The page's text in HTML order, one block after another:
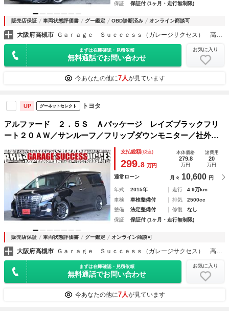
保証
保証付 (1ヶ月・走行無制限)
販売店保証 車両状態評価書 グー鑑定 OBD診断済み オンライン商談可
大阪府高槻市 Ｇａｒａｇｅ Ｓｕｃｃｅｓｓ（ガレージサクセス） 高槻店 アルファード・ヴェルファイア・ヴォクシー専門店
まずは在庫確認・見積依頼
無料通話でお問い合わせ
お気に入り
今あなたの他に7人が見ています
UP グーネットセレクト トヨタ
アルファード ２．５Ｓ Ａパッケージ レイズブラックフリ
ート２０ＡＷ／サンルーフ／フリップダウンモニター／社外車
高調／プッシュスタート／クルコン／バックカメラ／Ｂｌｕｅ
ｔｏｏｔｈ／バックカメラ／ＥＴＣ／システムコンソウル
支払総額(税込)
299.8 万円
本体価格
279.8
万円
諸費用
20
万円
通常ローン 月々 10,600 円
年式 2015年 走行
4.9万km
車検
車検整備付 排気
2500cc
整備
法定整備付 修復
なし
保証
保証付 (1ヶ月・走行無制限)
販売店保証 車両状態評価書 グー鑑定 オンライン商談可
大阪府高槻市
まずは在庫確認・見積依頼
無料通話でお問い合わせ
お気に入り
今あなたの他に7人が見ています